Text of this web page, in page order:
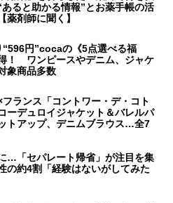
ると助かる情報”とお薬手帳の活
薬剤師に聞く】
“596円”cocaの《5点選べる福
！ ワンピースやデニム、ジャケ
象商品多数
ランス「コントワー・デ・コト
デュロイジャケット＆バレルパ
トアップ、デニムブラウス…全7
…「セパレート帰省」が注目を集
約4割「経験はないがしてみた